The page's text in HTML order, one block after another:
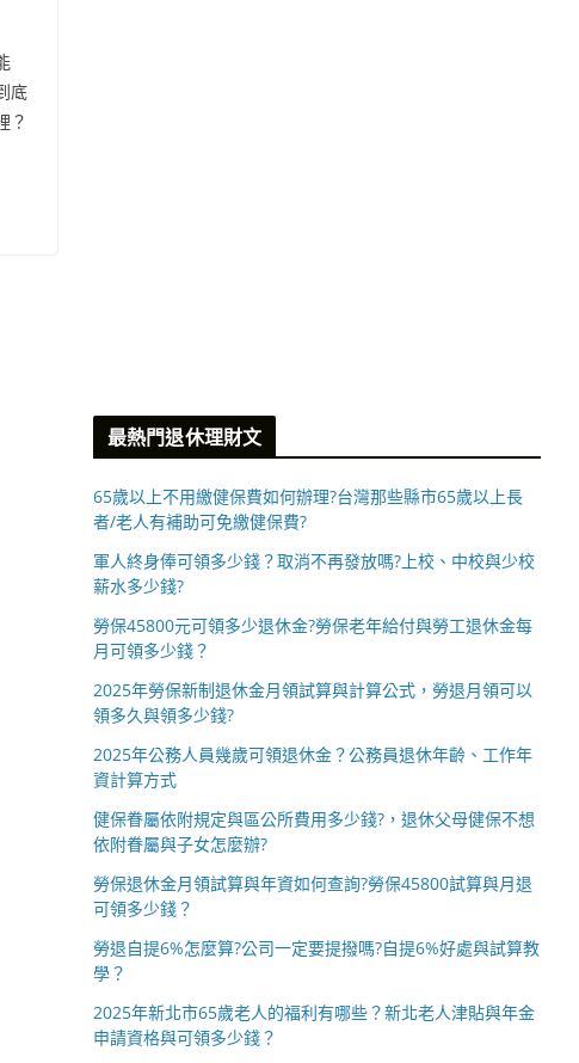
底
？
最熱門退休理財文
65歲以上不用繳健保費如何辦理?台灣那些縣市65歲以上長
者/老人有補助可免繳健保費?
軍人終身俸可領多少錢？取消不再發放嗎?上校、中校與少校
薪水多少錢?
勞保45800元可領多少退休金?勞保老年給付與勞工退休金每
月可領多少錢？
2025年勞保新制退休金月領試算與計算公式，勞退月領可以
領多久與領多少錢?
2025年公務人員幾歲可領退休金？公務員退休年齡、工作年
資計算方式
健保眷屬依附規定與區公所費用多少錢?，退休父母健保不想
依附眷屬與子女怎麼辦?
勞保退休金月領試算與年資如何查詢?勞保45800試算與月退
可領多少錢？
勞退自提6%怎麼算?公司一定要提撥嗎?自提6%好處與試算教
學？
2025年新北市65歲老人的福利有哪些？新北老人津貼與年金
申請資格與可領多少錢？